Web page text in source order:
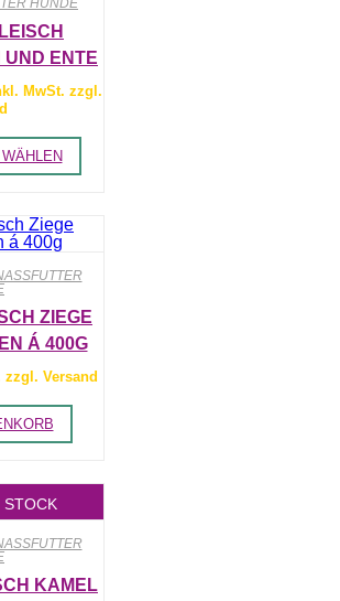
HUNDE
UND ENTE
€
€
MwSt. zzgl.
weist
Optionen
können
der
Produktseite
gewählt
werden
ZIEGE
Á 400G
Versand
KAMEL